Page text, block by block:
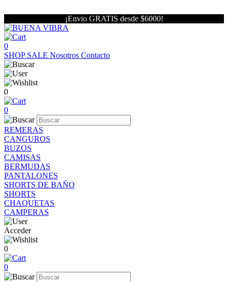
¡Envio GRATIS desde $6000!
0
SHOP SALE Nosotros Contacto
0
0
REMERAS
CANGUROS
BUZOS
CAMISAS
BERMUDAS
PANTALONES
SHORTS DE BAÑO
SHORTS
CHAQUETAS
CAMPERAS
Acceder
0
0